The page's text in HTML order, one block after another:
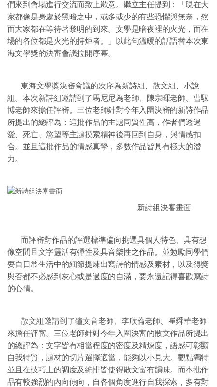
們來到會場進行交流而致上歉意。繼立主任提到：「現在大
家都像是身處於黑暗之中，或多或少的有些恐懼與無奈，然
而大家都在等待著黎明的到來。文學是暗夜裡的火光，而在
場的各位都是火光的持炬者。」以此句溫暖的話語替本次東
海文學獎的決審會議拉開序幕。
東海文學獎決審會議的次序為新詩組、散文組、小說
組。本次新詩組邀請到了馬尼尼為老師、陳宗暉老師、曹馭
博老師來擔任評審。三位老師針對今年入圍決審的新詩作品
所提出的總評為：這批作品的主題同質性高，作者們透過
愛、死亡、慾望等主題摸索精神後再回到自身，與情感扣
合。並且這批作品的情感真摯，多數作品皆具有極大的潛
力。
新詩組決審畫面
而評審對作品的評選標準偏向挑選具個人特色、具有想
像空間且文字靈活有彈性及具音樂性之作品。並勉勵同學們
要自日常生活中的細節提煉出寫詩的情感及素材，以及得獎
與否都不必感到灰心或是過度的自滿，要永遠記得喜歡寫詩
的心情。
散文組邀請到了鐘文音老師、李欣倫老師、崔舜華老師
來擔任評審。三位老師針對今年入圍決審的散文作品所提出
的總評為：文字皆有相當程度的密度及精煉度，語感可彰顯
自我特質，題材的切片選擇適當，能夠以小見大。觀點獨特
並且在技巧上的調度及編排皆使得散文富有韻味。而本批作
品有較強烈的內向傾向，自各個角度進行自我探索，多有對